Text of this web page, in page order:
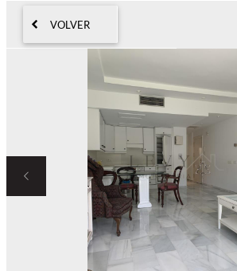
VOLVER
